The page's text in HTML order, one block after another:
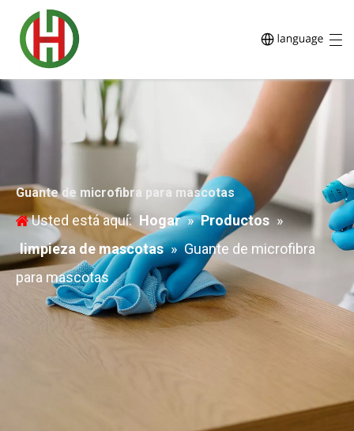
Guante de microfibra para mascotas
Usted está aquí: Hogar » Productos »
limpieza de mascotas » Guante de microfibra
para mascotas